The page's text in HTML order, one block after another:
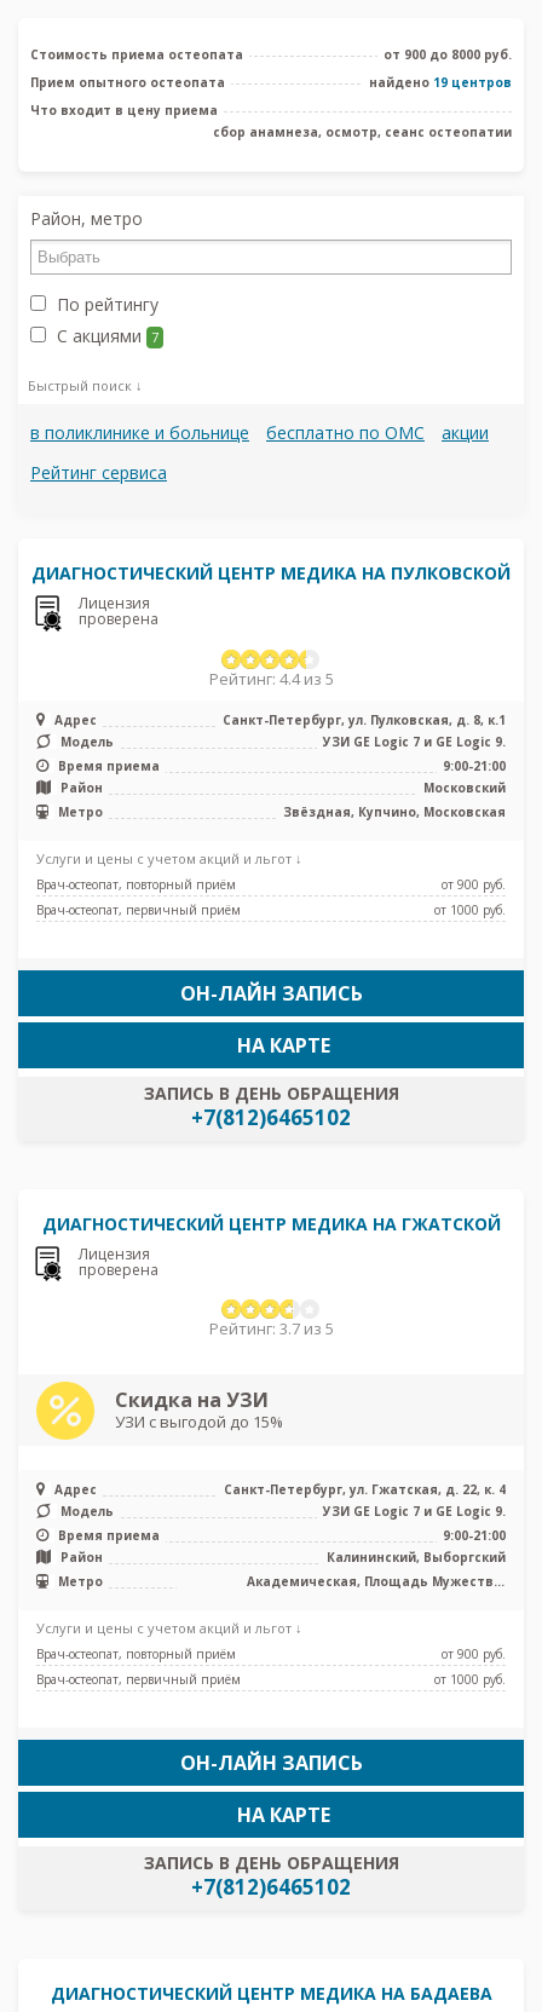
Стоимость приема остеопата
от 900 до 8000 руб.
Прием опытного остеопата
найдено 19 центров
Что входит в цену приема
сбор анамнеза, осмотр, сеанс остеопатии
Район, метро
По рейтингу
С акциями 7
Быстрый поиск ↓
в поликлинике и больнице бесплатно по ОМС
акции
Рейтинг сервиса
ДИАГНОСТИЧЕСКИЙ ЦЕНТР МЕДИКА НА ПУЛКОВСКОЙ
Лицензия
проверена
Рейтинг: 4.4 из 5
Адрес
Санкт-Петербург, ул. Пулковская, д. 8, к.1
Модель
УЗИ GE Logic 7 и GE Logic 9.
Время приема
9:00-21:00
Район
Московский
Метро
Звёздная, Купчино, Московская
Услуги и цены с учетом акций и льгот ↓
Врач-остеопат, повторный приём
от 900 pуб.
Врач-остеопат, первичный приём
от 1000 pуб.
ОН-ЛАЙН ЗАПИСЬ
ЗАПИСЬ В ДЕНЬ ОБРАЩЕНИЯ
+7(812)6465102
НА КАРТЕ
ДИАГНОСТИЧЕСКИЙ ЦЕНТР МЕДИКА НА ГЖАТСКОЙ
Лицензия
проверена
Рейтинг: 3.7 из 5
Скидка на УЗИ
УЗИ с выгодой до 15%
Адрес
Санкт-Петербург, ул. Гжатская, д. 22, к. 4
Модель
УЗИ GE Logic 7 и GE Logic 9.
Время приема
9:00-21:00
Район
Калининский, Выборгский
Метро
Академическая, Площадь Мужества,
Услуги и цены с учетом акций и льгот ↓
Врач-остеопат, повторный приём
от 900 pуб.
Врач-остеопат, первичный приём
от 1000 pуб.
ОН-ЛАЙН ЗАПИСЬ
ЗАПИСЬ В ДЕНЬ ОБРАЩЕНИЯ
+7(812)6465102
НА КАРТЕ
ДИАГНОСТИЧЕСКИЙ ЦЕНТР МЕДИКА НА БАДАЕВА